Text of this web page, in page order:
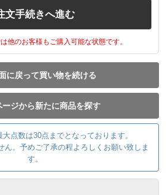
文手続きへ進む
他のお客様もご購入可能な状態です。
に戻って買い物を続ける
ージから新たに商品を探す
点数は30点までとなっております。
ん。予めご了承の程よろしくお願い致しま
す。